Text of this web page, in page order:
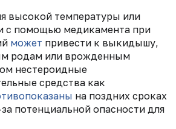
высокой температуры или
с помощью медикамента при
может привести к выкидышу,
родам или врожденным
нестероидные
средства как
на поздних сроках
потенциальной опасности для